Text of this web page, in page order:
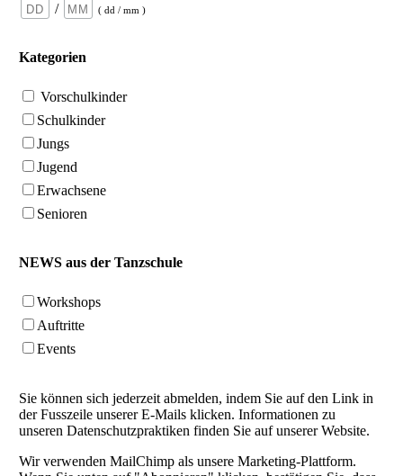
/
( dd / mm )
Kategorien
Vorschulkinder
Schulkinder
Jungs
Jugend
Erwachsene
Senioren
NEWS aus der Tanzschule
Workshops
Auftritte
Events
Sie können sich jederzeit abmelden, indem Sie auf den Link in
der Fusszeile unserer E-Mails klicken. Informationen zu
unseren Datenschutzpraktiken finden Sie auf unserer Website.
Wir verwenden MailChimp als unsere Marketing-Plattform.